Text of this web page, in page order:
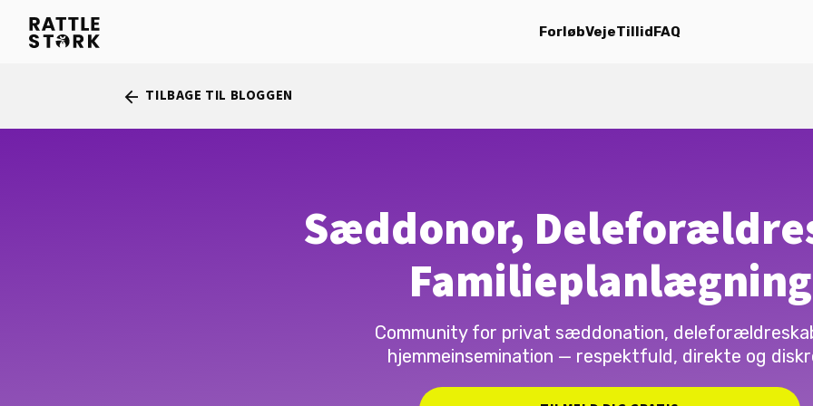
ForløbVejeTillidFAQ
arrow_back TILBAGE TIL BLOGGEN
Sæddonor,
Familieplanlægning
Community for privat sæddonation,
hjemmeinsemination — respektfuld, direkte og